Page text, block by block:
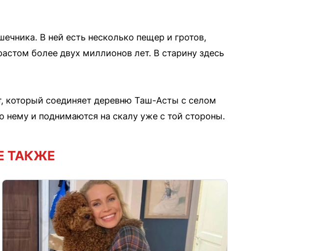
В ней есть несколько пещер и гротов,
более двух миллионов лет. В старину здесь
который соединяет деревню Таш-Асты с селом
и поднимаются на скалу уже с той стороны.
ТАКЖЕ